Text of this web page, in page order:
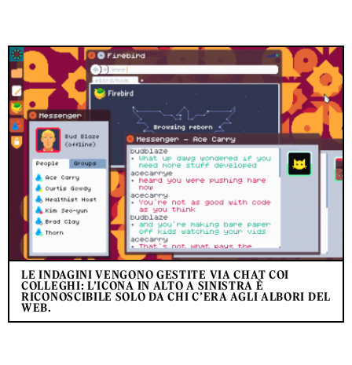
LE INDAGINI VENGONO GESTITE VIA CHAT COI
COLLEGHI: L’ICONA IN ALTO A SINISTRA È
RICONOSCIBILE SOLO DA CHI C’ERA AGLI ALBORI DEL
WEB.